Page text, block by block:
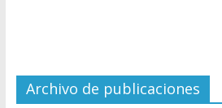
el
Archivo de publicaciones